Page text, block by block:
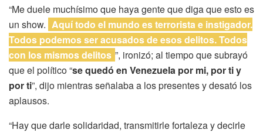
“Me duele muchísimo que haya gente que diga que esto es
un show. Aquí todo el mundo es terrorista e instigador.
Todos podemos ser acusados de esos delitos. Todos
con los mismos delitos ”, ironizó; al tiempo que subrayó
que el político “se quedó en Venezuela por mi, por ti y
por ti”, dijo mientras señalaba a los presentes y desató los
aplausos.
“Hay que darle solidaridad, transmitirle fortaleza y decirle